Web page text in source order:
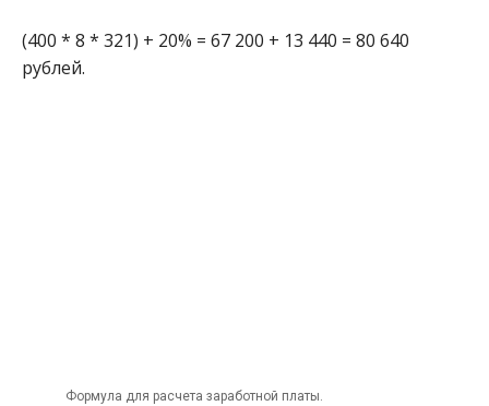
(400 * 8 * 321) + 20% = 67 200 + 13 440 = 80 640
рублей.
Формула для расчета заработной платы.